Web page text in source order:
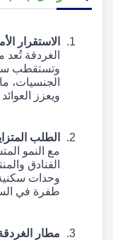
الاستقرار
الغردقة
وتستقطب
الجنسيات،
ويعزز
الطلب
مع النمو
الفنادق
وحدات سكنية
طفرة في
مطار